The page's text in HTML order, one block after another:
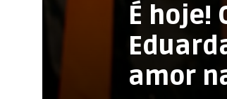
É hoje!
amor